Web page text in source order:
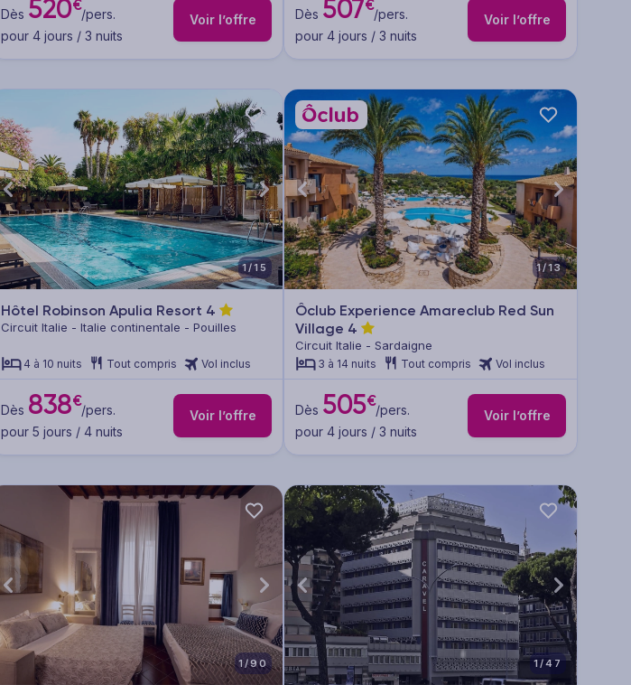
Dès 520€/pers.
pour 4 jours / 3 nuits
Voir l’offre Dès 507€/pers.
pour 4 jours / 3 nuits
Voir l’offre
1/15
Hôtel Robinson Apulia Resort 4
Circuit Italie - Italie continentale - Pouilles
4 à 10 nuits Tout compris Vol inclus
Dès 838€/pers.
pour 5 jours / 4 nuits
Voir l’offre
1/13
Ôclub Experience Amareclub Red Sun
Village 4
Circuit Italie - Sardaigne
3 à 14 nuits Tout compris Vol inclus
Dès 505€/pers.
pour 4 jours / 3 nuits
Voir l’offre
1/90 1/47